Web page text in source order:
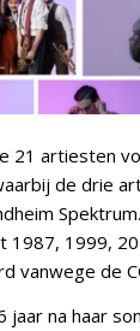
21 artiesten
de drie
1999,
vanwege de
jaar na haar